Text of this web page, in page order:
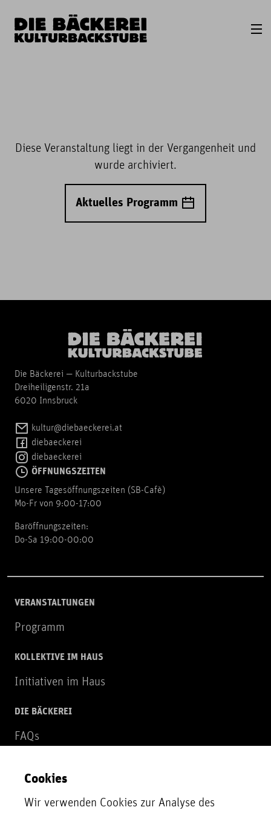
Diese Veranstaltung liegt in der Vergangenheit und
wurde archiviert.
Aktuelles Programm
Die Bäckerei — Kulturbackstube
Dreiheiligenstr. 21a
6020 Innsbruck
kultur@diebaeckerei.at
diebaeckerei
diebaeckerei
ÖFFNUNGSZEITEN
Unsere Tagesöffnungszeiten (SB-Cafè)
Mo-Fr von 9:00-17:00
Baröffnungszeiten:
Do-Sa 19:00-00:00
VERANSTALTUNGEN
Programm
KOLLEKTIVE IM HAUS
Initiativen im Haus
DIE BÄCKEREI
FAQs
NEWSLETTER
Zur Newsletter Anmeldung
Cookies
Wir verwenden Cookies zur Analyse des